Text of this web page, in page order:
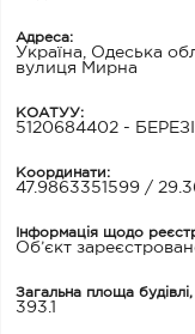
Адреса:
Україна, Одеська
вулиця Мирна
КОАТУУ:
5120684402 -
Координати:
47.9863351599 /
Інформація щодо
Об’єкт
Загальна площа
393.1